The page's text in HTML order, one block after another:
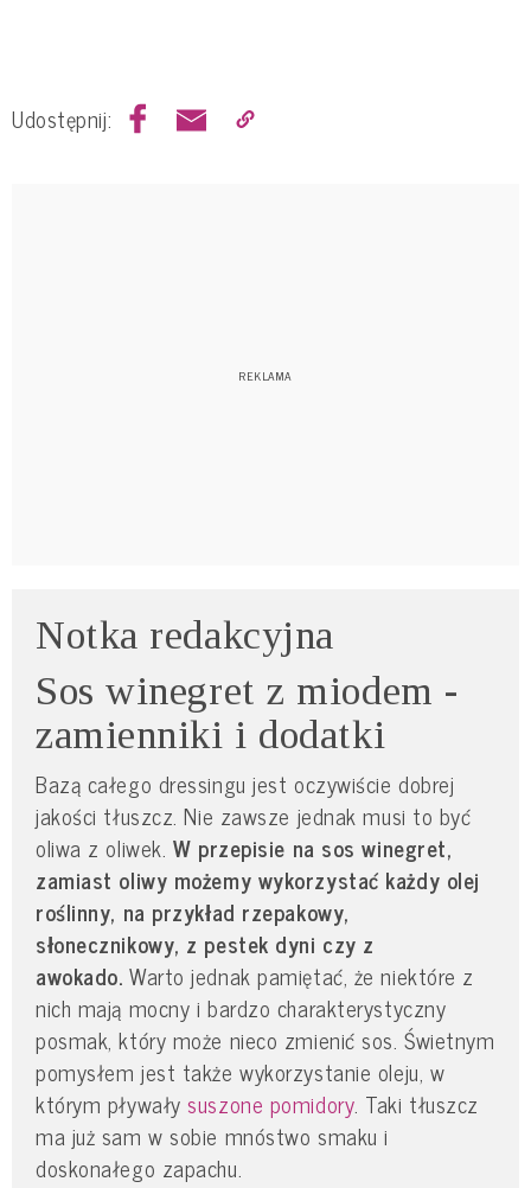
Udostępnij:
Notka redakcyjna
Sos winegret z miodem -
zamienniki i dodatki
Bazą całego dressingu jest oczywiście dobrej
jakości tłuszcz. Nie zawsze jednak musi to być
oliwa z oliwek. W przepisie na sos winegret,
zamiast oliwy możemy wykorzystać każdy olej
roślinny, na przykład rzepakowy,
słonecznikowy, z pestek dyni czy z
awokado. Warto jednak pamiętać, że niektóre z
nich mają mocny i bardzo charakterystyczny
posmak, który może nieco zmienić sos. Świetnym
pomysłem jest także wykorzystanie oleju, w
którym pływałysuszone pomidory. Taki tłuszcz
ma już sam w sobie mnóstwo smaku i
doskonałego zapachu.